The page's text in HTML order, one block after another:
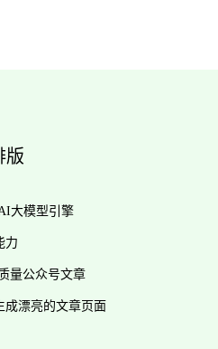
版
大模型引擎
力
量公众号文章
成漂亮的文章页面